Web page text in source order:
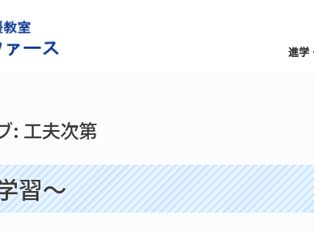
進学
: 工夫次第
習〜